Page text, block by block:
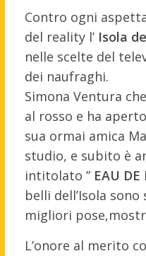
Contro ogni
del reality l’ Isola
nelle scelte del
dei naufraghi.
Simona Ventura
al rosso e ha
sua ormai amica
studio, e subito è
intitolato ” EAU DE
belli dell’Isola
migliori
L’onore al merito